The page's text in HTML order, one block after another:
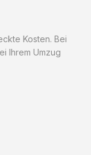
Kosten. Bei
Ihrem Umzug